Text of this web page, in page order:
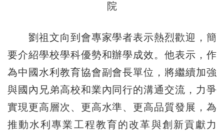
院
劉祖文向到會專家學者表示熱烈歡迎，簡
要介紹學校學科優勢和辦學成效。他表示，作
為中國水利教育協會副會長單位，將繼續加強
與國內兄弟高校和業內同行的溝通交流，力爭
實現更高層次、更高水準、更高品質發展，為
推動水利專業工程教育的改革與創新貢獻力